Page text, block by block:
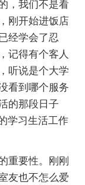
，我们不是看
刚开始进饭店
经学会了忍
记得有个客人
听说是个大学
看到哪个服务
的那段日子
学习生活工作
重要性。刚刚
友也不怎么爱